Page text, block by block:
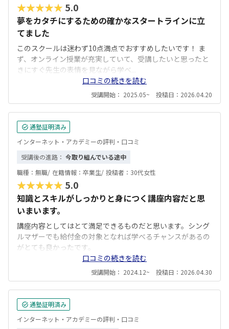
★★★★★ 5.0
夢をカタチにするための確かなスタートラインに立
てました
このスクールは迷わず10点満点でおすすめしたいです！ ま
ず、オンライン授業が充実していて、受講したいと思ったと
きにすぐ先生の表情を見ながら学べ...
口コミの続きを読む
受講開始： 2025.05~ 投稿日：2026.04.20
通塾証明済み
インターネット・アカデミーの評判・口コミ
受講後の進路： 今取り組んでいる途中
職種： 無職/ 在籍情報： 卒業生/ 投稿者： 30代女性
★★★★★ 5.0
知識とスキルがしっかりと身につく講座内容だと思
いまいます。
講座内容としてはとて満足できるものだと思います。シング
ルマザーでも給付金の対象となれば学べるチャンスがあるの
がとても良かったです。
口コミの続きを読む
受講開始： 2024.12~ 投稿日：2026.04.30
通塾証明済み
インターネット・アカデミーの評判・口コミ